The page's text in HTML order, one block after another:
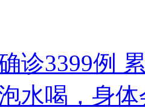
诊3399例
水喝，身